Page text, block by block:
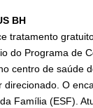
BH
tratamento
do Programa de
centro de saúde
direcionado. O
Família (ESF).